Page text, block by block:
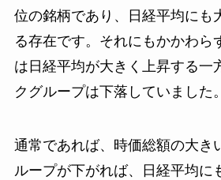
位の銘柄であり、日経平均にも
る存在です。それにもかかわら
は日経平均が大きく上昇する一
クグループは下落していました。
通常であれば、時価総額の大き
ループが下がれば、日経平均に